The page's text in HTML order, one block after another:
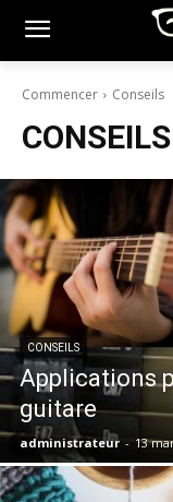
Commencer Conseils
CONSEILS
CONSEILS
Applications
guitare
administrateur - 13